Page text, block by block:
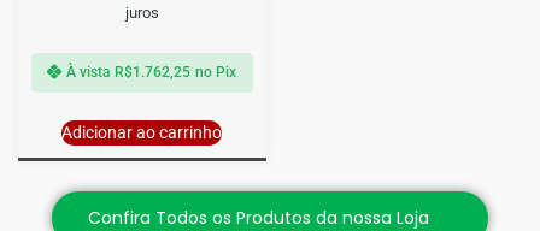
juros
À vista R$1.762,25 no Pix
Adicionar ao carrinho
Confira Todos os Produtos da nossa Loja